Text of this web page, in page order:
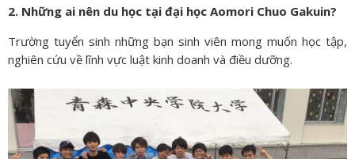
2. Những ai nên du học tại đại học Aomori Chuo Gakuin?
Trường tuyển sinh những bạn sinh viên mong muốn học tập,
nghiên cứu về lĩnh vực luật kinh doanh và điều dưỡng.